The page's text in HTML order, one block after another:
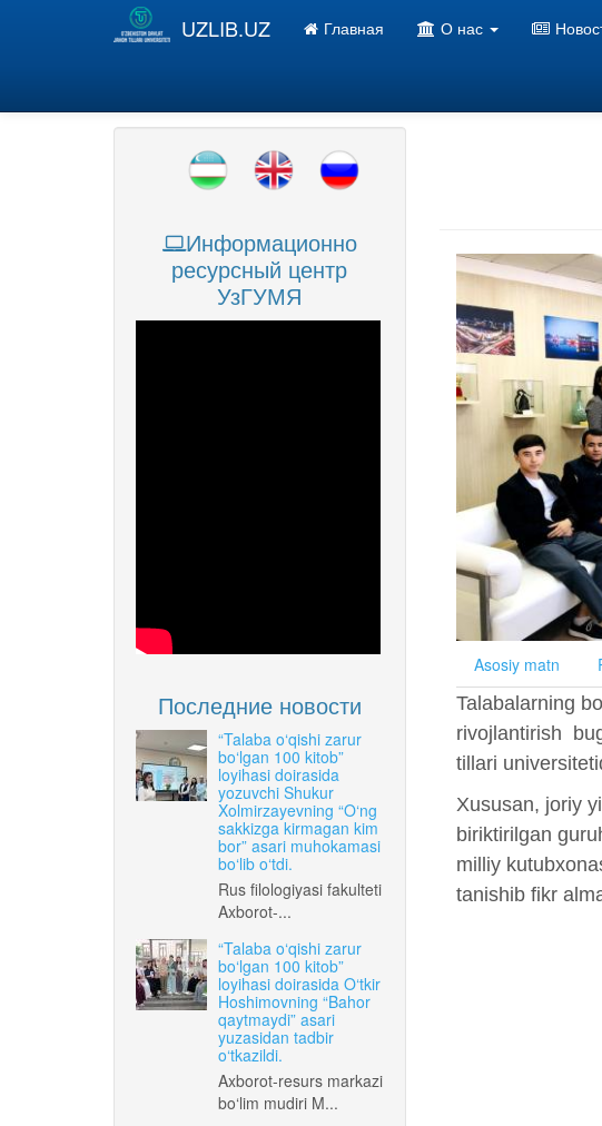
Перейти к основному содержанию
UZLIB.UZ Главная О нас
Asosiy matn
Talabalarning
rivojlantirish
tillari
Xususan, joriy
biriktirilgan
milliy
tanishib fikr
Информационно
ресурсный центр
УзГУМЯ
Последние новости
“Talaba o‘qishi zarur
bo‘lgan 100 kitob”
loyihasi doirasida
yozuvchi Shukur
Xolmirzayevning “O‘ng
sakkizga kirmagan kim
bor” asari muhokamasi
bo‘lib o‘tdi.
Rus filologiyasi fakulteti
Axborot-...
“Talaba o‘qishi zarur
bo‘lgan 100 kitob”
loyihasi doirasida O‘tkir
Hoshimovning “Bahor
qaytmaydi” asari
yuzasidan tadbir
o‘tkazildi.
Axborot-resurs markazi
bo‘lim mudiri M...